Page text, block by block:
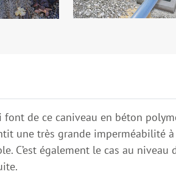
de ce caniveau en béton
une très grande imperméabilité à
C’est également le cas au